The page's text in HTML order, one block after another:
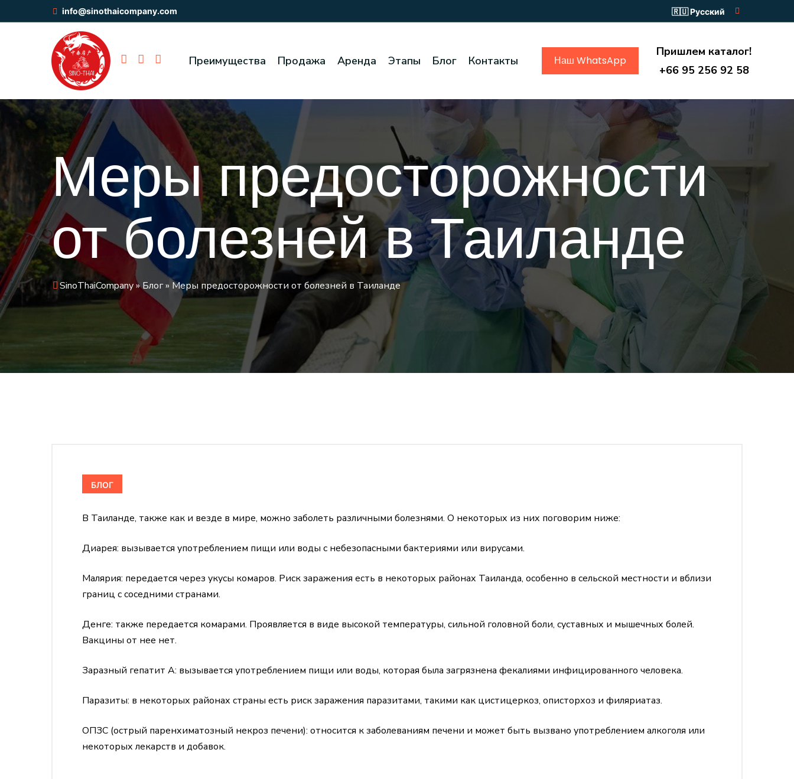
info@sinothaicompany.com Русский
Преимущества Продажа Аренда Этапы Блог Контакты Наш WhatsApp
Пришлем каталог!
+66 95 256 92 58
Меры предосторожности
от болезней в Таиланде
SinoThaiCompany»Блог» Меры предосторожности от болезней в Таиланде
БЛОГ
В Таиланде, также как и везде в мире, можно заболеть различными болезнями. О некоторых из них поговорим ниже:
Диарея: вызывается употреблением пищи или воды с небезопасными бактериями или вирусами.
Малярия: передается через укусы комаров. Риск заражения есть в некоторых районах Таиланда, особенно в сельской местности и вблизи
границ с соседними странами.
Денге: также передается комарами. Проявляется в виде высокой температуры, сильной головной боли, суставных и мышечных болей.
Вакцины от нее нет.
Заразный гепатит А: вызывается употреблением пищи или воды, которая была загрязнена фекалиями инфицированного человека.
Паразиты: в некоторых районах страны есть риск заражения паразитами, такими как цистицеркоз, описторхоз и филяриатаз.
ОПЗС (острый паренхиматозный некроз печени): относится к заболеваниям печени и может быть вызвано употреблением алкоголя или
некоторых лекарств и добавок.